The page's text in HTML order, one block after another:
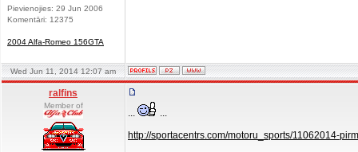
Pievienojies: 29 Jun 2006
Komentāri: 12375
2004 Alfa-Romeo 156GTA
Wed Jun 11, 2014 12:07 am
ralfins
Member of
...
...
http://sportacentrs.com/motoru_sports/11062014-